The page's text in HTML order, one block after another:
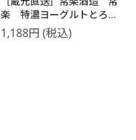
楽 特濃ヨーグルトとろ～
り くまモンデザイン
500ml
1,188円 (税込)